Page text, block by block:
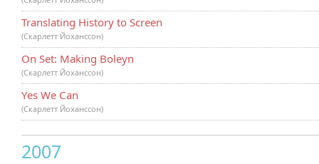
Translating History to Screen
(Скарлетт Йоханссон)
On Set: Making Boleyn
(Скарлетт Йоханссон)
Yes We Can
(Скарлетт Йоханссон)
2007